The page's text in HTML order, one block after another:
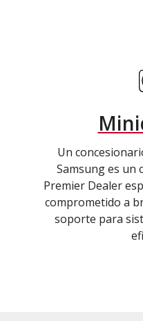
Un
Samsung es un
Premier Dealer
comprometido a
soporte para